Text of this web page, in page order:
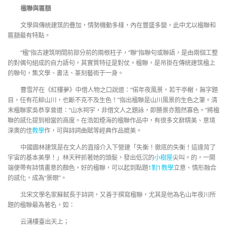
楹聯與匾額
文學與傳統建筑的疊加，情勢機動多樣，內在豐盛多變，此中尤以楹聯和
匾額最有特點。
“楹”指古建筑明間前部分前的兩根柱子，“聯”指聯句或聯語，是由兩個工整
的對偶句組成的自力語句，其實質特征是對仗。楹聯，是吊掛在傳統建筑楹上
的聯句，集文學、書法、篆刻藝術于一身。
曹雪芹在《紅樓夢》中借人物之口說道：“偌年夜風景，若干亭榭，無字題
目，任有花柳山川，也斷不克不及生色！”指出楹聯是山川風景的生色之筆。清
末楹聯家吳恭享曾道：“山水祠宇，非借文人之題詠，即勝景亦黯然寡色。”將楹
聯的感化提到相當的高度。在浩如煙海的楹聯作品中，有很多文辭精美、意境
深奧的佳教學作，可與詩詞曲賦等經典作品媲美。
中國園林建筑是在文人的直接介入下營建「失衡！徹底的失衡！這違背了
宇宙的基本美學！」林天秤抓著她的頭髮，發出低沉的小樹屋尖叫。的，一開
端便帶有詩情畫意的顏色，好的楹聯，可以起到點題1對1教學立意、情形融合
的感化，成為“景眼”。
北宋文學名家蘇軾長于詩詞，又善于撰寫楹聯，尤其是他為名山年夜川所
題的楹聯最為著名，如：
云涌樓臺出天上；